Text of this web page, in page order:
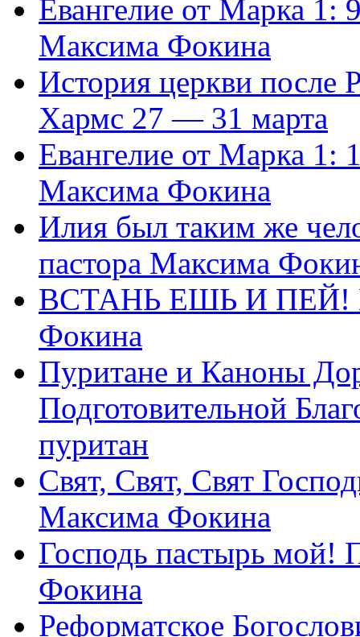
Евангелие от Марка 1:
Максима Фокина
История церкви
Хармс 27 — 31 марта
Евангелие от Марка 1:
Максима Фокина
Илия был таким же
пастора Максима
ВСТАНЬ ЕШЬ И ПЕЙ!
Фокина
Пуритане и Каноны
Подготовительной
пуритан
Свят, Свят, Свят
Максима Фокина
Господь пастырь мой!
Фокина
Реформатское